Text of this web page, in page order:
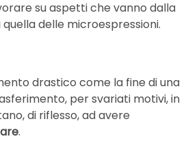
su aspetti che vanno dalla
delle microespressioni.
drastico come la fine di una
per svariati motivi, in
di riflesso, ad avere
.